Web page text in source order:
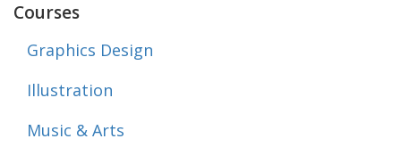
Courses
Graphics Design
Illustration
Music & Arts